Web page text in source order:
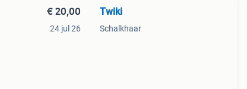
€ 20,00
24 jul 26
Twiki
Schalkhaar